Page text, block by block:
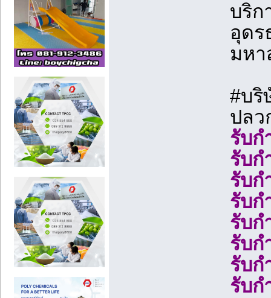
บริก
อุดร
มห
#บริ
ปล
รับก
รับก
รับก
รับก
รับก
รับก
รับก
รับก